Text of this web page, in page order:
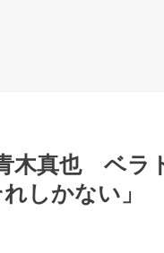
木真也 ベラ
しかない」